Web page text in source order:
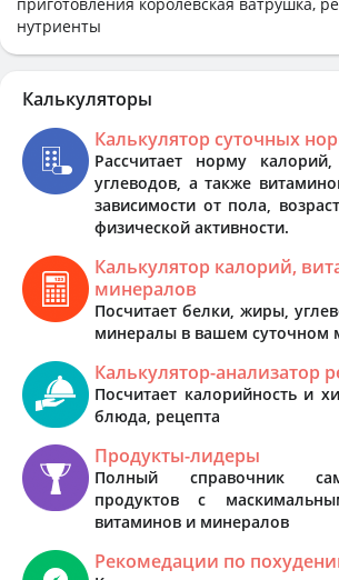
нутриенты
Калькуляторы
Калькулятор суточных
Рассчитает норму
углеводов, а также
зависимости от пола,
физической активности.
Калькулятор калорий,
минералов
Посчитает белки, жиры,
минералы в вашем суточном
Калькулятор-анализатор
Посчитает калорийность и
блюда, рецепта
Продукты-лидеры
Полный справочник
продуктов с
витаминов и минералов
Рекомедации по